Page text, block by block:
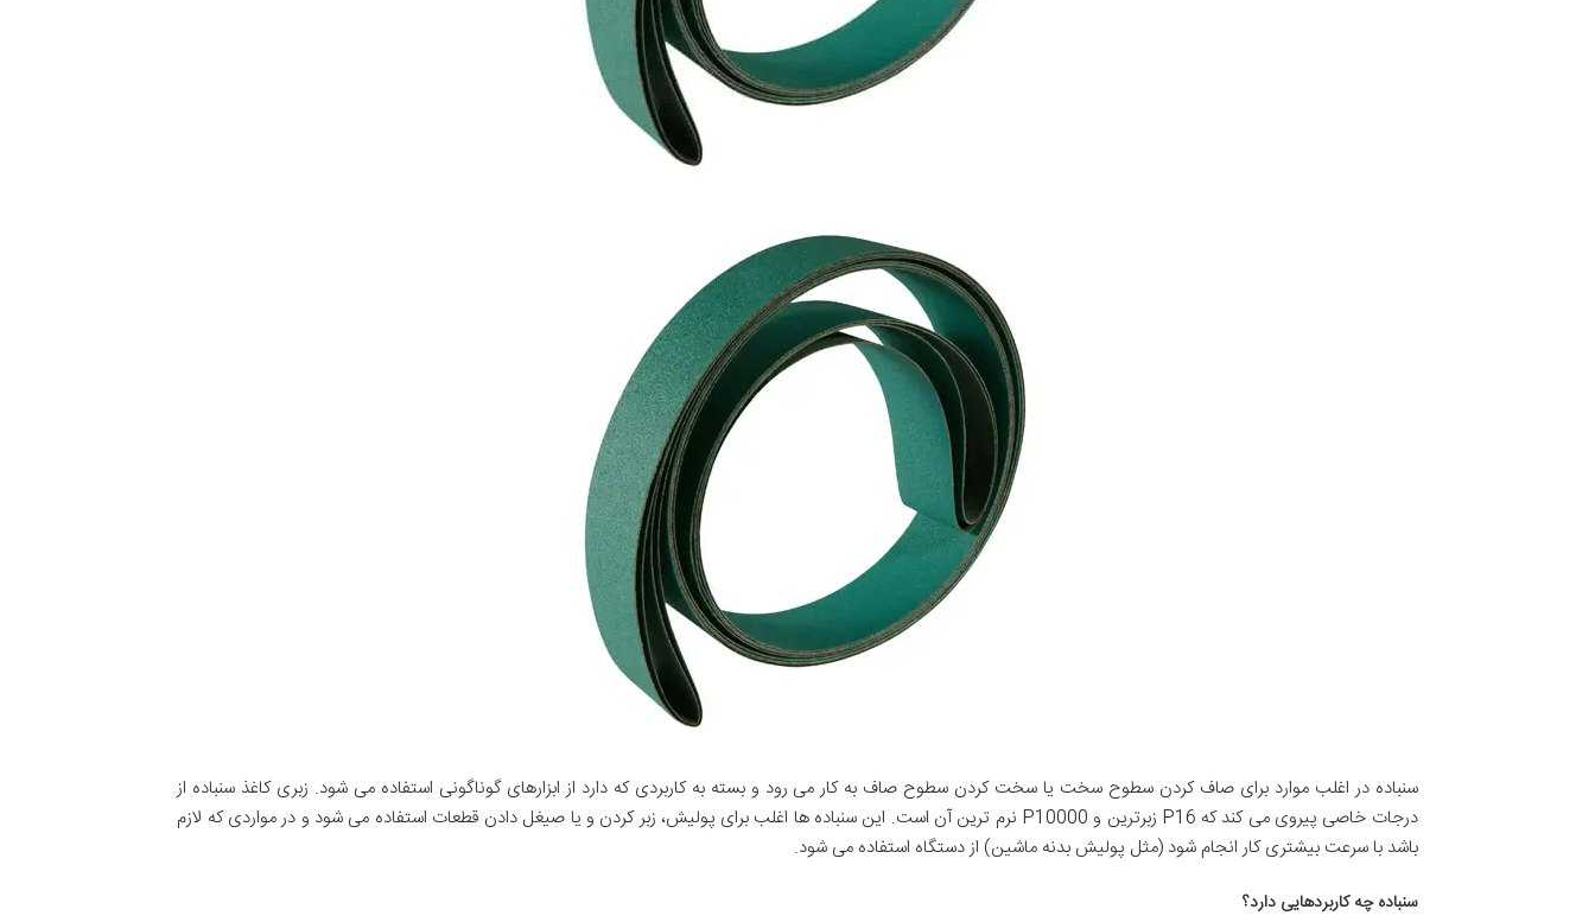
سنباده در اغلب موارد برای صاف کردن سطوح سخت یا سخت کردن سطوح صاف به کار می رود و بسته به کاربردی که دارد از ابزارهای گوناگونی استفاده می شود. زبری کاغذ سنباده از
درجات خاصی پیروی می کند که P16 زبرترین و P10000 نرم ترین آن است. این سنباده ها اغلب برای پولیش، زبر کردن و یا صیغل دادن قطعات استفاده می شود و در مواردی که لازم
باشد با سرعت بیشتری کار انجام شود (مثل پولیش بدنه ماشین) از دستگاه استفاده می شود.
سنباده چه کاربردهایی دارد؟